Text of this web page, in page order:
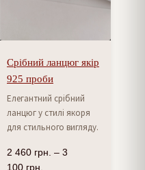
Срібний ланцюг якір
925 проби
Елегантний срібний
ланцюг у стилі якоря
для стильного вигляду.
2 460 грн. – 3
100 грн.